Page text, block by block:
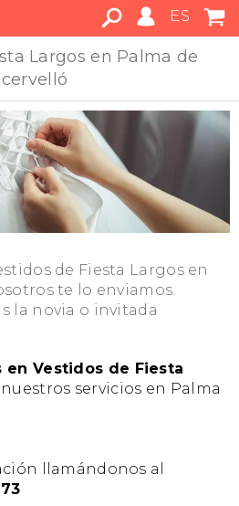
ES
Largos en Palma de
cervelló
de Fiesta Largos en
te lo enviamos.
la novia o invitada
en Vestidos de Fiesta
servicios en Palma
llamándonos al